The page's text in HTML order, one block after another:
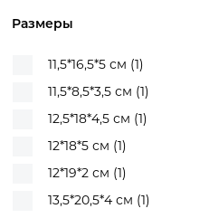
Синий (68)
Синий/Зеленый (1)
Синий/Коричневый
Сиреневый (6)
Хаки (1)
Черный (126)
Черный/Бежевый (1)
Размеры
11,5*16,5*5 см (1)
11,5*8,5*3,5 см (1)
12,5*18*4,5 см (1)
12*18*5 см (1)
12*19*2 см (1)
13,5*20,5*4 см (1)